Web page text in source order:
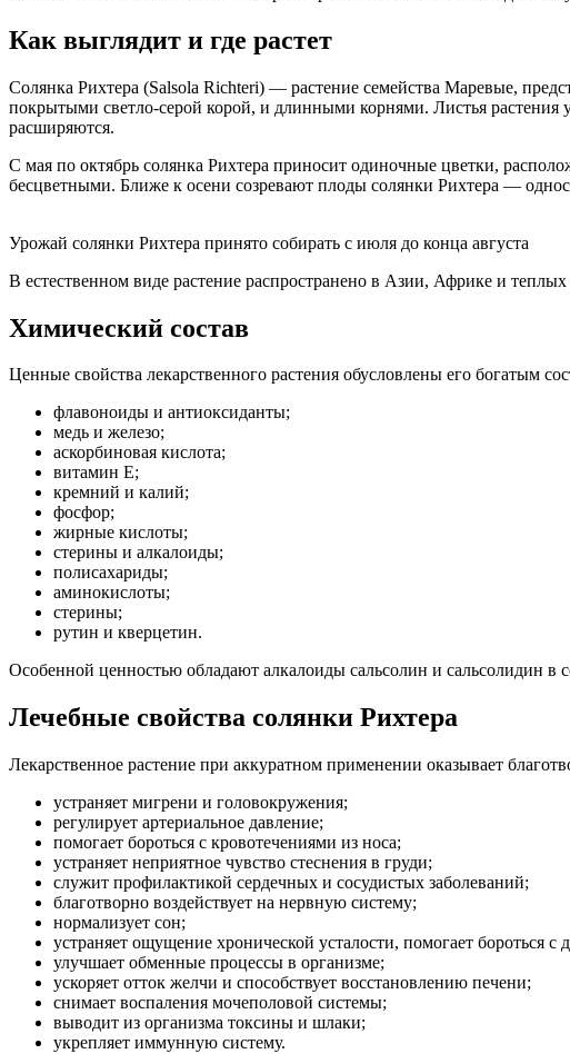
Как выглядит и где растет
Солянка Рихтера (Salsola Richteri) — растение семейства Маревые,
покрытыми светло-серой корой, и длинными корнями. Листья
расширяются.
С мая по октябрь солянка Рихтера приносит одиночные цветки,
бесцветными. Ближе к осени созревают плоды солянки Рихтера —
Урожай солянки Рихтера принято собирать с июля до конца августа
В естественном виде растение распространено в Азии, Африке и
Химический состав
Ценные свойства лекарственного растения обусловлены его богатым
флавоноиды и антиоксиданты;
медь и железо;
аскорбиновая кислота;
витамин Е;
кремний и калий;
фосфор;
жирные кислоты;
стерины и алкалоиды;
полисахариды;
аминокислоты;
стерины;
рутин и кверцетин.
Особенной ценностью обладают алкалоиды сальсолин и сальсолидин в
Лечебные свойства солянки Рихтера
Лекарственное растение при аккуратном применении оказывает
устраняет мигрени и головокружения;
регулирует артериальное давление;
помогает бороться с кровотечениями из носа;
устраняет неприятное чувство стеснения в груди;
служит профилактикой сердечных и сосудистых заболеваний;
благотворно воздействует на нервную систему;
нормализует сон;
устраняет ощущение хронической усталости, помогает бороться с
улучшает обменные процессы в организме;
ускоряет отток желчи и способствует восстановлению печени;
снимает воспаления мочеполовой системы;
выводит из организма токсины и шлаки;
укрепляет иммунную систему.